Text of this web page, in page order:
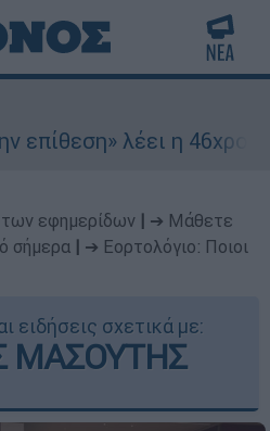
λέει η 46χρονη - Τι
εφημερίδων
➔ Μάθετε
σήμερα
➔ Εορτολόγιο: Ποιοι
ειδήσεις σχετικά με:
ΜΑΣΟΥΤΗΣ